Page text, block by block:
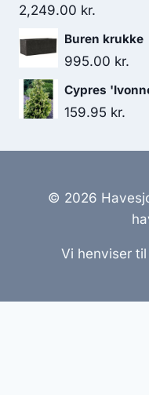
2,249.00 kr.
Buren krukke
995.00 kr.
Cypres
159.95 kr.
© 2026
Vi henviser